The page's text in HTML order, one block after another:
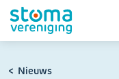
Nieuws